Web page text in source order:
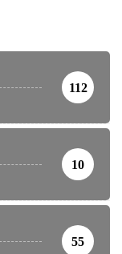
112
10
55